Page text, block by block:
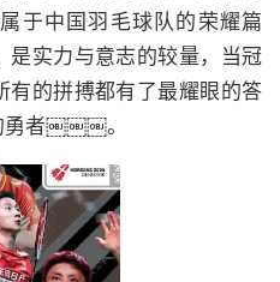
于中国羽毛球队的荣耀篇
是实力与意志的较量，当冠
有的拼搏都有了最耀眼的答
勇者￼￼￼。